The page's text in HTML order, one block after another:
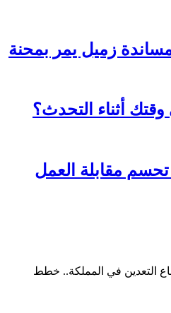
أثناء التحدث؟
تحسم مقابلة العمل
التعدين في المملكة.. خطط